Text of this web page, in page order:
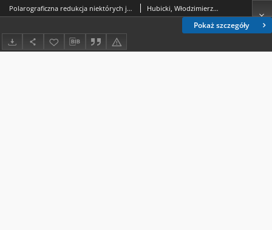
Pokaż szczegóły
Polarograficzna redukcja niektórych jonów nieorganicznych w ciekłym amoniakacie rodanku amonu = Polârografičeskoe vostanovlenie nekotoryh neorganičeskih ionov v židkom NH2NCS.nNH3 = Polarographische Reduktion von einigen anorganischen Ionen im flüssigen NH2NCS.nNH3 / Hubicki, Włodzimierz (1914-1977).; Stasiewicz, Alina.